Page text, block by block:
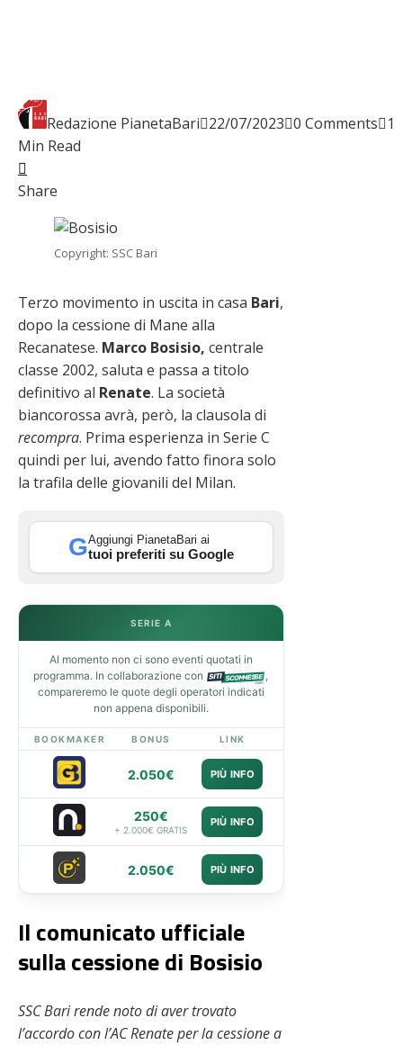
Redazione PianetaBari 22/07/2023 0 Comments 1
Min Read
Facebook
Twitter
LinkedIn
Pinterest
Share
Copyright: SSC Bari
Terzo movimento in uscita in casa Bari,
dopo la cessione di Mane alla
Recanatese. Marco Bosisio, centrale
classe 2002, saluta e passa a titolo
definitivo al Renate. La società
biancorossa avrà, però, la clausola di
recompra. Prima esperienza in Serie C
quindi per lui, avendo fatto finora solo
la trafila delle giovanili del Milan.
GAggiungi PianetaBari ai
tuoi preferiti su Google
SERIE A
Al momento non ci sono eventi quotati in
programma. In collaborazione con
,
compareremo le quote degli operatori indicati
non appena disponibili.
BOOKMAKER BONUS LINK
2.050€ PIÙ INFO
250€
+ 2.000€ GRATIS
PIÙ INFO
2.050€ PIÙ INFO
Il comunicato ufficiale
sulla cessione di Bosisio
SSC Bari rende noto di aver trovato
l’accordo con l’AC Renate per la cessione a